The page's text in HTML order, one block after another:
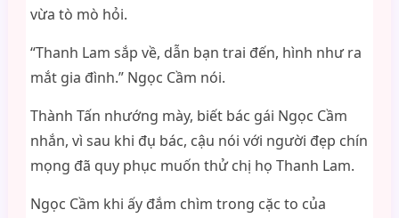
vừa tò mò hỏi.
“Thanh Lam sắp về, dẫn bạn trai đến, hình như ra
mắt gia đình.” Ngọc Cầm nói.
Thành Tấn nhướng mày, biết bác gái Ngọc Cầm
nhắn, vì sau khi đụ bác, cậu nói với người đẹp chín
mọng đã quy phục muốn thử chị họ Thanh Lam.
Ngọc Cầm khi ấy đắm chìm trong cặc to của